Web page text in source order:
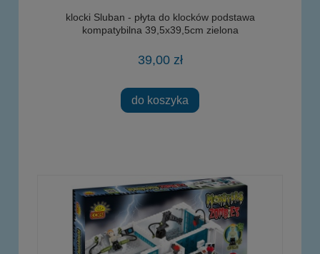
klocki Sluban - płyta do klocków podstawa
kompatybilna 39,5x39,5cm zielona
39,00 zł
do koszyka